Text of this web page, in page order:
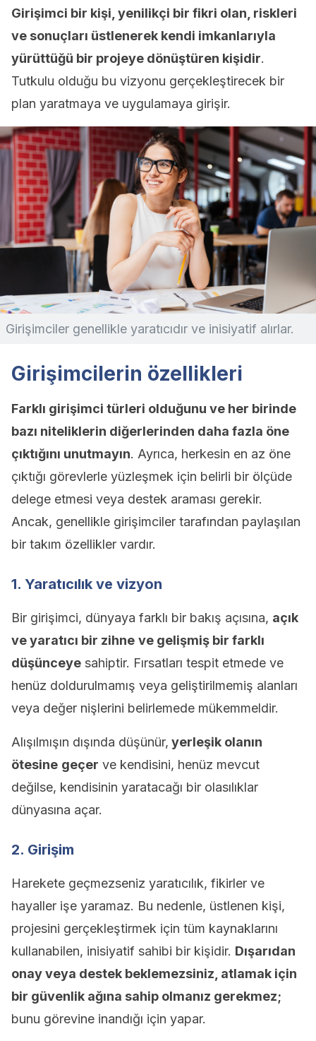
Girişimci bir kişi, yenilikçi bir fikri olan, riskleri
ve sonuçları üstlenerek kendi imkanlarıyla
yürüttüğü bir projeye dönüştüren kişidir.
Tutkulu olduğu bu vizyonu gerçekleştirecek bir
plan yaratmaya ve uygulamaya girişir.
Girişimciler genellikle yaratıcıdır ve inisiyatif alırlar.
Girişimcilerin özellikleri
Farklı girişimci türleri olduğunu ve her birinde
bazı niteliklerin diğerlerinden daha fazla öne
çıktığını unutmayın. Ayrıca, herkesin en az öne
çıktığı görevlerle yüzleşmek için belirli bir ölçüde
delege etmesi veya destek araması gerekir.
Ancak, genellikle girişimciler tarafından paylaşılan
bir takım özellikler vardır.
1. Yaratıcılık ve vizyon
Bir girişimci, dünyaya farklı bir bakış açısına, açık
ve yaratıcı bir zihne ve gelişmiş bir farklı
düşünceye sahiptir. Fırsatları tespit etmede ve
henüz doldurulmamış veya geliştirilmemiş alanları
veya değer nişlerini belirlemede mükemmeldir.
Alışılmışın dışında düşünür, yerleşik olanın
ötesine geçer ve kendisini, henüz mevcut
değilse, kendisinin yaratacağı bir olasılıklar
dünyasına açar.
2. Girişim
Harekete geçmezseniz yaratıcılık, fikirler ve
hayaller işe yaramaz. Bu nedenle, üstlenen kişi,
projesini gerçekleştirmek için tüm kaynaklarını
kullanabilen, inisiyatif sahibi bir kişidir. Dışarıdan
onay veya destek beklemezsiniz, atlamak için
bir güvenlik ağına sahip olmanız gerekmez;
bunu görevine inandığı için yapar.